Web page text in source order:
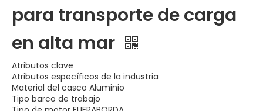
para transporte de carga
en alta mar
Atributos clave
Atributos específicos de la industria
Material del casco Aluminio
Tipo barco de trabajo